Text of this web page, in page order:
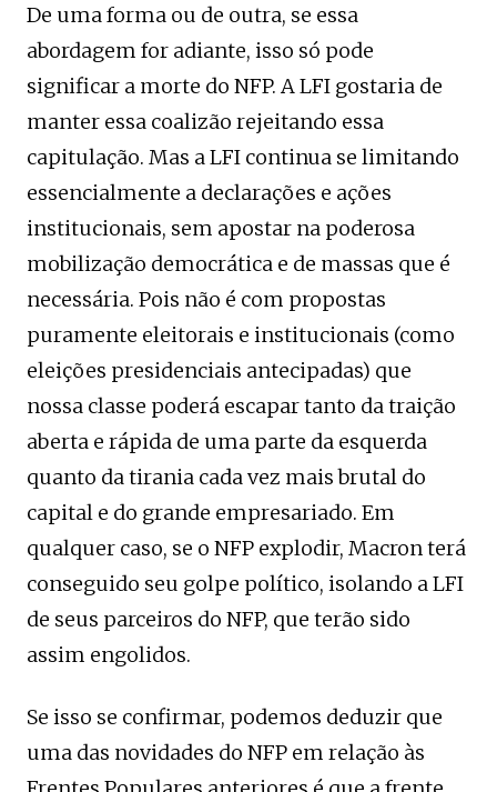
De uma forma ou de outra, se essa
abordagem for adiante, isso só pode
significar a morte do NFP. A LFI gostaria de
manter essa coalizão rejeitando essa
capitulação. Mas a LFI continua se limitando
essencialmente a declarações e ações
institucionais, sem apostar na poderosa
mobilização democrática e de massas que é
necessária. Pois não é com propostas
puramente eleitorais e institucionais (como
eleições presidenciais antecipadas) que
nossa classe poderá escapar tanto da traição
aberta e rápida de uma parte da esquerda
quanto da tirania cada vez mais brutal do
capital e do grande empresariado. Em
qualquer caso, se o NFP explodir, Macron terá
conseguido seu golpe político, isolando a LFI
de seus parceiros do NFP, que terão sido
assim engolidos.
Se isso se confirmar, podemos deduzir que
uma das novidades do NFP em relação às